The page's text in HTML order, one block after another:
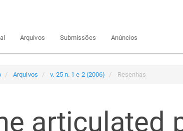
Arquivos Submissões Anúncios
Arquivos v. 25 n. 1 e 2 (2006) Resenhas
articulated